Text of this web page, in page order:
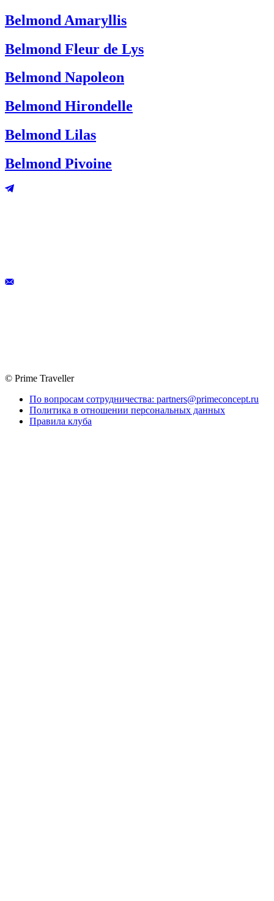
Belmond Amaryllis
Belmond Fleur de Lys
Belmond Napoleon
Belmond Hirondelle
Belmond Lilas
Belmond Pivoine
© Prime Traveller
По вопросам сотрудничества: partners@primeconcept.ru
Политика в отношении персональных данных
Правила клуба